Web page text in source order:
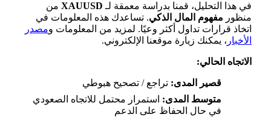
في هذا التحليل، قمنا بدراسة معمقة لـXAUUSDمن
منظور مفهوم المال الذكي. تساعدك هذه المعلومات في
اتخاذ قرارات تداول أكثر وعيًا. لمزيد من المعلومات ومصدر
الأخبار ، يمكنك زيارة موقعنا الإلكتروني.
الاتجاه الحالي:
قصير المدى:تراجع / تصحيح هبوطي
متوسط المدى:استمرار محتمل للاتجاه الصعودي
في حال الحفاظ على الدعم